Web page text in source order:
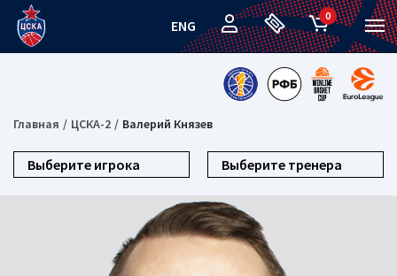
ENG
0
Главная ЦСКА-2 Валерий Князев